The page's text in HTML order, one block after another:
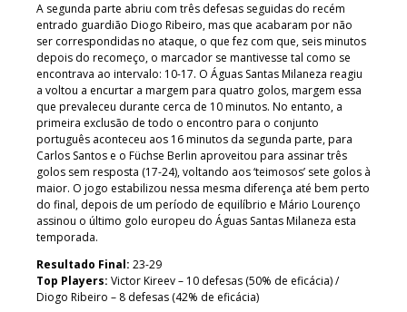
A segunda parte abriu com três defesas seguidas do recém
entrado guardião Diogo Ribeiro, mas que acabaram por não
ser correspondidas no ataque, o que fez com que, seis minutos
depois do recomeço, o marcador se mantivesse tal como se
encontrava ao intervalo: 10-17. O Águas Santas Milaneza reagiu
a voltou a encurtar a margem para quatro golos, margem essa
que prevaleceu durante cerca de 10 minutos. No entanto, a
primeira exclusão de todo o encontro para o conjunto
português aconteceu aos 16 minutos da segunda parte, para
Carlos Santos e o Füchse Berlin aproveitou para assinar três
golos sem resposta (17-24), voltando aos ‘teimosos’ sete golos à
maior. O jogo estabilizou nessa mesma diferença até bem perto
do final, depois de um período de equilíbrio e Mário Lourenço
assinou o último golo europeu do Águas Santas Milaneza esta
temporada.
Resultado Final: 23-29
Top Players: Victor Kireev – 10 defesas (50% de eficácia) /
Diogo Ribeiro – 8 defesas (42% de eficácia)